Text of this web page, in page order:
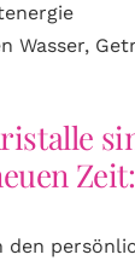
Wasser,
Zeit:
den